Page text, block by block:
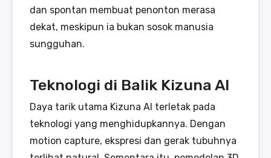
dan spontan membuat penonton merasa
dekat, meskipun ia bukan sosok manusia
sungguhan.
Teknologi di Balik Kizuna AI
Daya tarik utama Kizuna AI terletak pada
teknologi yang menghidupkannya. Dengan
motion capture, ekspresi dan gerak tubuhnya